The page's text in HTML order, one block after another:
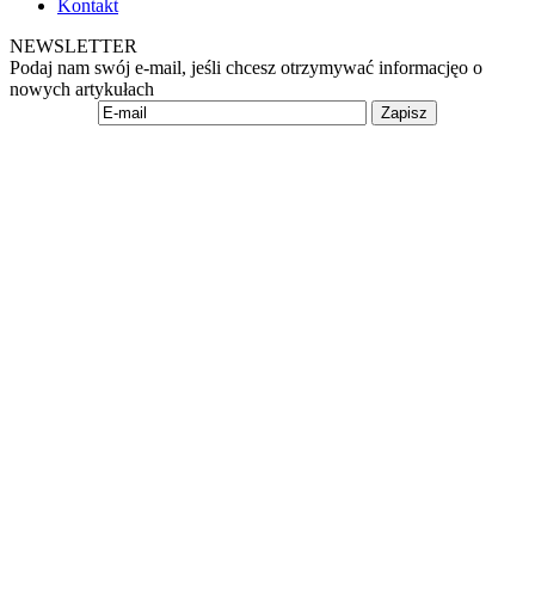
Kontakt
NEWSLETTER
Podaj nam swój e-mail, jeśli chcesz otrzymywać informacjęo o
nowych artykułach
Zapisz